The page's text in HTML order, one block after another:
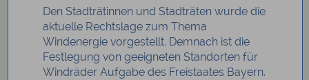
Den Stadträtinnen und Stadträten wurde die
aktuelle Rechtslage zum Thema
Windenergie vorgestellt. Demnach ist die
Festlegung von geeigneten Standorten für
Windräder Aufgabe des Freistaates Bayern.